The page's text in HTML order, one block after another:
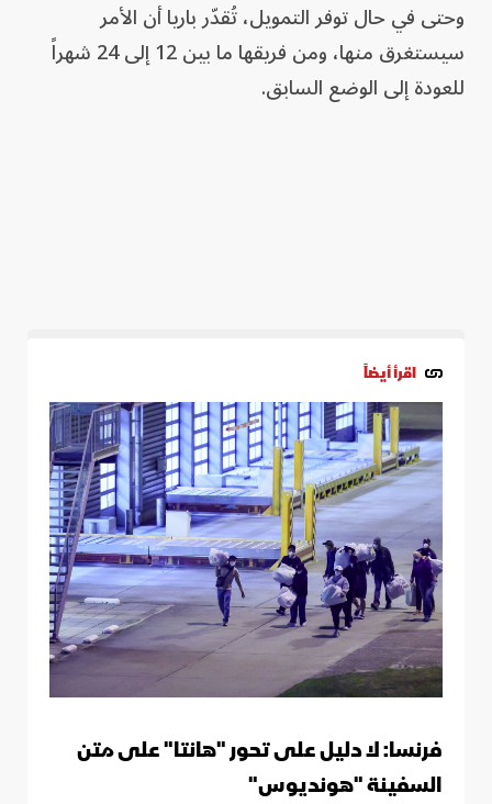
وحتى في حال توفر التمويل، تُقدّر باريا أن الأمر
سيستغرق منها، ومن فريقها ما بين 12 إلى 24 شهراً
للعودة إلى الوضع السابق.
اقرأ أيضاً
فرنسا: لا دليل على تحور "هانتا" على متن
السفينة "هونديوس"